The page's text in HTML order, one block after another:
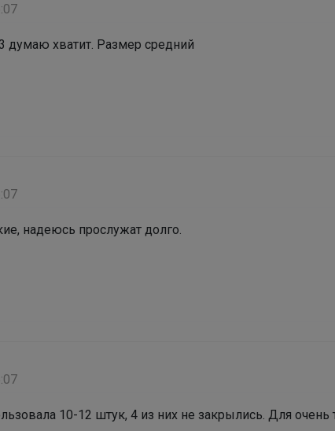
думаю хватит. Размер средний
надеюсь прослужат долго.
10-12 штук, 4 из них не закрылись. Для